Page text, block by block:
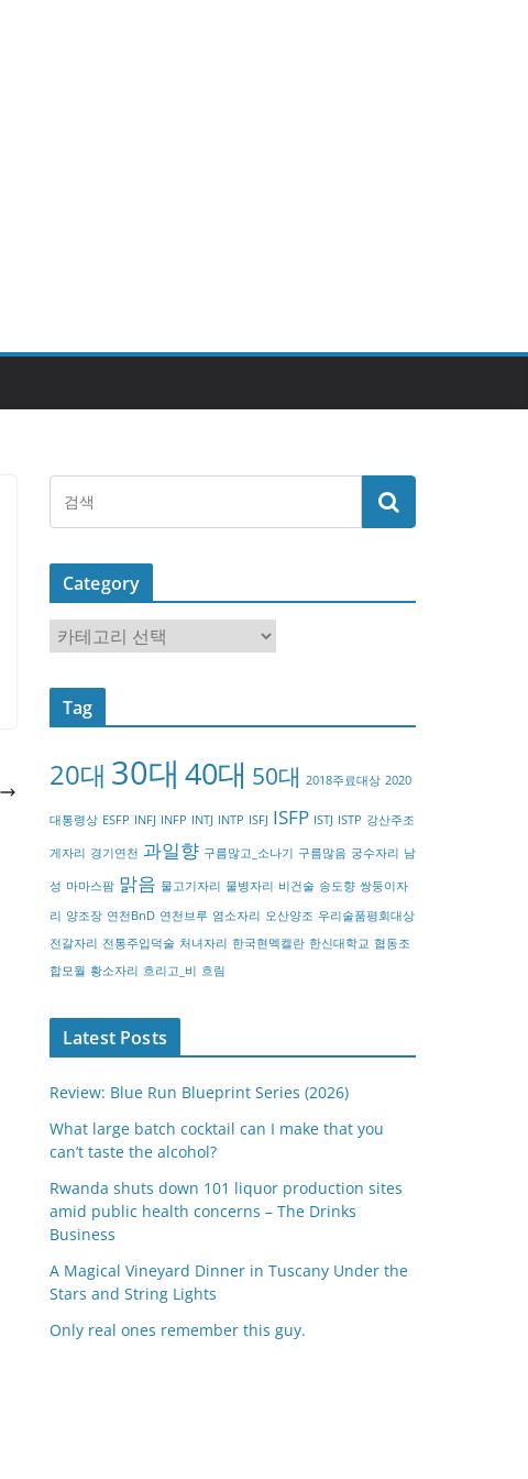
Category
a
t
o
y
Tag
20대 30대 40대 50대 2018주료대상 2020
대통령상 ESFP INFJ INFP INTJ INTP ISFJ ISFP ISTJ ISTP 강산주조
게자리 경기연천 과일향 구름많고_소나기 구름많음 궁수자리 남
성 마마스팜 맑음 물고기자리 물병자리 비건술 송도향 쌍둥이자
리 양조장 연천BnD 연천브루 염소자리 오산양조 우리술품평회대상
전갈자리 전통주입덕술 처녀자리 한국현멕켈란 한신대학교 협동조
합모월 황소자리 흐리고_비 흐림
Latest Posts
Review: Blue Run Blueprint Series (2026)
What large batch cocktail can I make that you
can’t taste the alcohol?
Rwanda shuts down 101 liquor production sites
amid public health concerns – The Drinks
Business
A Magical Vineyard Dinner in Tuscany Under the
Stars and String Lights
Only real ones remember this guy.